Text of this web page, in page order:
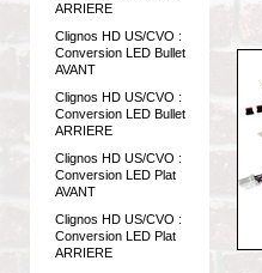
ARRIERE
Clignos HD US/CVO :
Conversion LED Bullet
AVANT
Clignos HD US/CVO :
Conversion LED Bullet
ARRIERE
Clignos HD US/CVO :
Conversion LED Plat
AVANT
Clignos HD US/CVO :
Conversion LED Plat
ARRIERE